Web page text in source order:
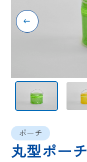
ポーチ
丸型ポーチ